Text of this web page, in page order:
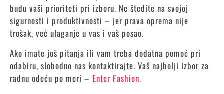
budu vaši prioriteti pri izboru. Ne štedite na svojoj
sigurnosti i produktivnosti – jer prava oprema nije
trošak, već ulaganje u vas i vaš posao.
Ako imate još pitanja ili vam treba dodatna pomoć pri
odabiru, slobodno nas kontaktirajte. Vaš najbolji izbor za
radnu odeću po meri – Enter Fashion.